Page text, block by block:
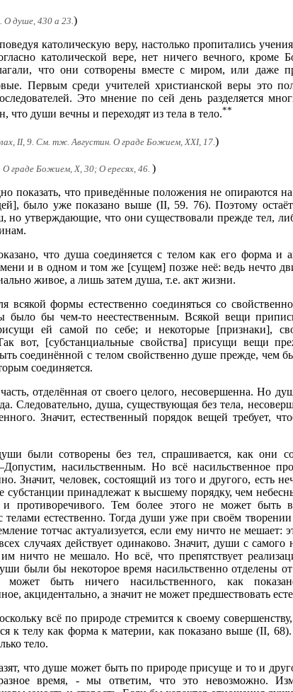
О душе, 430 а 23.)
католическую веру, настолько пропитались
католической вере, нет ничего вечного, кроме
что они сотворены вместе с миром, или даже
Первым среди учителей христианской веры это
Это мнение по сей день разделяется
что души вечны и переходят из тела в тело.**
II, 9. См. тж. Августин. О граде Божием, XXI, 17.)
О граде Божием, X, 30; О ересях, 46. )
показать, что приведённые положения не опираются
было уже показано выше (II, 59. 76). Поэтому
но утверждающие, что они существовали прежде тел,
что душа соединяется с телом как его форма и
и в одном и том же [сущем] позже неё: ведь нечто
живое, а лишь затем душа, т.е. акт жизни.
формы естественно соединяться со
было бы чем-то неестественным. Всякой вещи
ей самой по себе; и некоторые [признаки],
вот, [субстанциальные свойства] присущи вещи
соединённой с телом свойственно душе прежде, чем
соединяется.
отделённая от своего целого, несовершенна. Но
Следовательно, душа, существующая без тела,
Значит, естественный порядок вещей требует,
были сотворены без тел, спрашивается, как они
насильственным. Но всё насильственное
Значит, человек, состоящий из того и другого, есть
субстанции принадлежат к высшему порядку, чем
и противоречивого. Тем более этого не может
телами естественно. Тогда души уже при своём
тотчас актуализуется, если ему ничто не
случаях действует одинаково. Значит, души с
ничто не мешало. Но всё, что препятствует
были бы некоторое время насильственно отделены
может быть ничего насильственного, как
акцидентально, а значит не может предшествовать
всё по природе стремится к своему
к телу как форма к материи, как показано выше (II,
тело.
что душе может быть по природе присуще и то и
время, - мы ответим, что это невозможно.